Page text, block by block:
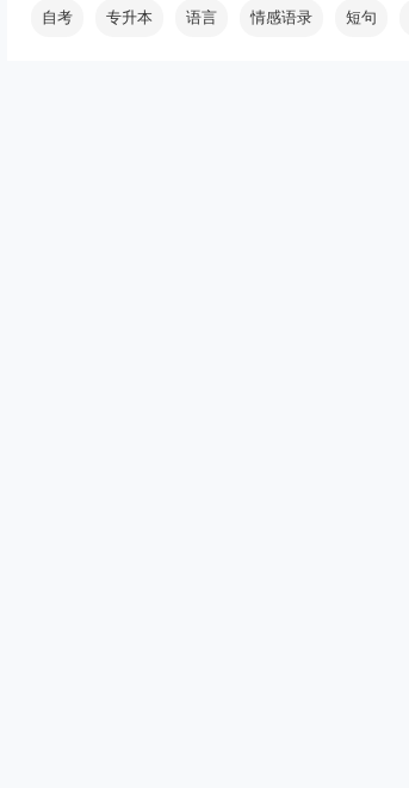
自考 专升本 语言 情感语录 短句